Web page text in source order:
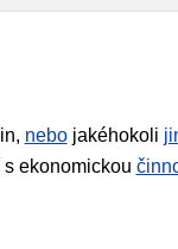
nebojakéhokoli
s ekonomickou